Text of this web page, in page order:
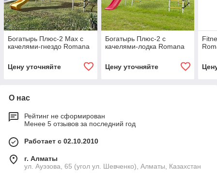
Богатырь Плюс-2 Max с
качелями-гнездо Romana
Цену уточняйте
Богатырь Плюс-2 с
качелями-лодка Romana
Цену уточняйте
О нас
Рейтинг не сформирован
Менее 5 отзывов за последний год
Работает с 02.10.2010
г. Алматы
ул. Ауэзова, 65 (угол ул. Шевченко), Алматы, Казахстан